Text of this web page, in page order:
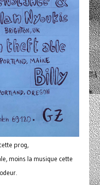
prog,
moins la musique cette